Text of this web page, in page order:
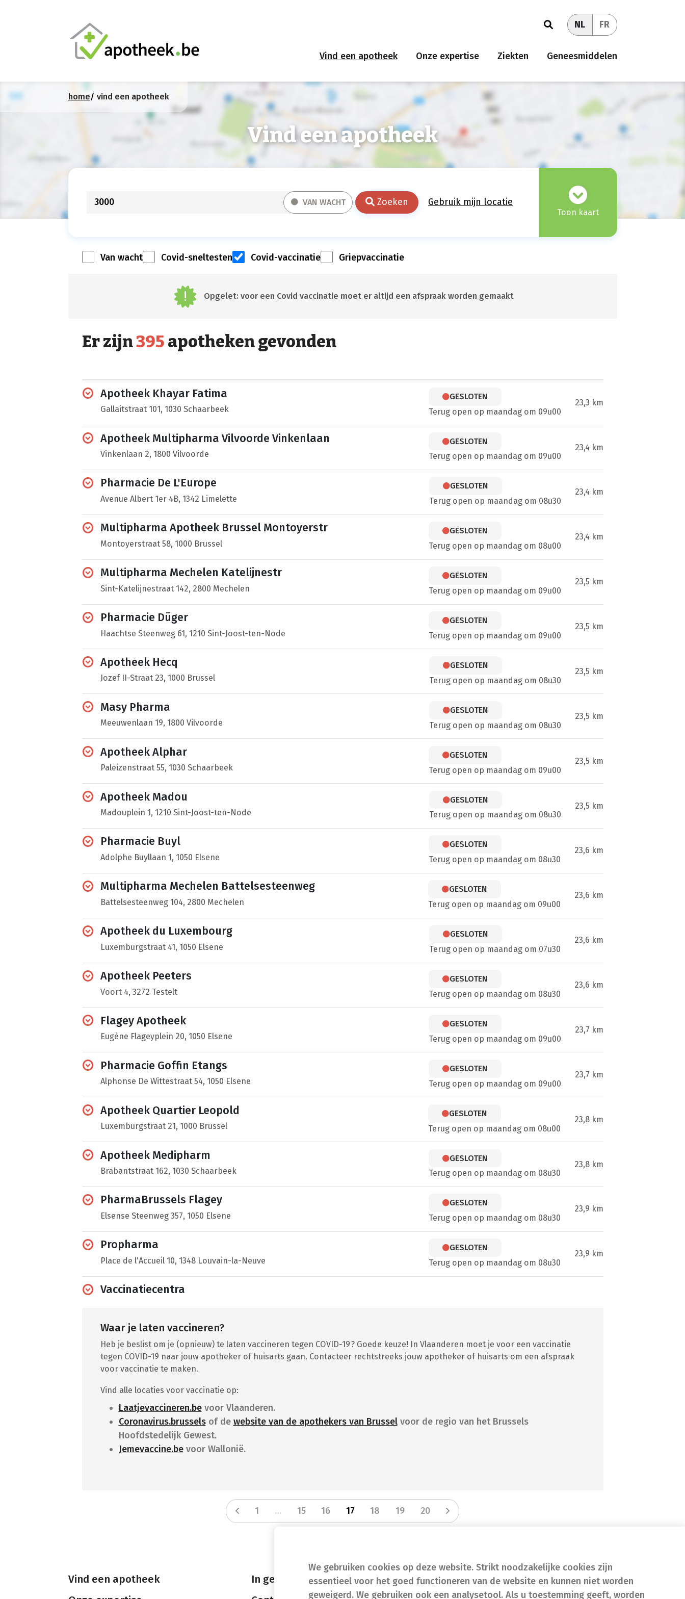
We gebruiken cookies op deze website. Strikt noodzakelijke cookies zijn
essentieel voor het goed functioneren van de website en kunnen niet worden
geweigerd. We gebruiken ook een analysetool. Als u toestemming geeft, worden
NL FR
Vind een apotheek Onze expertise Ziekten Geneesmiddelen
home vind een apotheek
Vind een apotheek
VAN WACHT Zoeken Gebruik mijn locatie
Toon kaart
Van wacht Covid-sneltesten Covid-vaccinatie Griepvaccinatie
Opgelet: voor een Covid vaccinatie moet er altijd een afspraak worden gemaakt
Er zijn395 apotheken gevonden
Apotheek Khayar Fatima
Gallaitstraat 101, 1030 Schaarbeek
GESLOTEN
Terug open op maandag om 09u00
23,3 km
Apotheek Multipharma Vilvoorde Vinkenlaan
Vinkenlaan 2, 1800 Vilvoorde
GESLOTEN
Terug open op maandag om 09u00
23,4 km
Pharmacie De L'Europe
Avenue Albert 1er 4B, 1342 Limelette
GESLOTEN
Terug open op maandag om 08u30
23,4 km
Multipharma Apotheek Brussel Montoyerstr
Montoyerstraat 58, 1000 Brussel
GESLOTEN
Terug open op maandag om 08u00
23,4 km
Multipharma Mechelen Katelijnestr
Sint-Katelijnestraat 142, 2800 Mechelen
GESLOTEN
Terug open op maandag om 09u00
23,5 km
Pharmacie Düger
Haachtse Steenweg 61, 1210 Sint-Joost-ten-Node
GESLOTEN
Terug open op maandag om 09u00
23,5 km
Apotheek Hecq
Jozef II-Straat 23, 1000 Brussel
GESLOTEN
Terug open op maandag om 08u30
23,5 km
Masy Pharma
Meeuwenlaan 19, 1800 Vilvoorde
GESLOTEN
Terug open op maandag om 08u30
23,5 km
Apotheek Alphar
Paleizenstraat 55, 1030 Schaarbeek
GESLOTEN
Terug open op maandag om 09u00
23,5 km
Apotheek Madou
Madouplein 1, 1210 Sint-Joost-ten-Node
GESLOTEN
Terug open op maandag om 08u30
23,5 km
Pharmacie Buyl
Adolphe Buyllaan 1, 1050 Elsene
GESLOTEN
Terug open op maandag om 08u30
23,6 km
Multipharma Mechelen Battelsesteenweg
Battelsesteenweg 104, 2800 Mechelen
GESLOTEN
Terug open op maandag om 09u00
23,6 km
Apotheek du Luxembourg
Luxemburgstraat 41, 1050 Elsene
GESLOTEN
Terug open op maandag om 07u30
23,6 km
Apotheek Peeters
Voort 4, 3272 Testelt
GESLOTEN
Terug open op maandag om 08u30
23,6 km
Flagey Apotheek
Eugène Flageyplein 20, 1050 Elsene
GESLOTEN
Terug open op maandag om 09u00
23,7 km
Pharmacie Goffin Etangs
Alphonse De Wittestraat 54, 1050 Elsene
GESLOTEN
Terug open op maandag om 09u00
23,7 km
Apotheek Quartier Leopold
Luxemburgstraat 21, 1000 Brussel
GESLOTEN
Terug open op maandag om 08u00
23,8 km
Apotheek Medipharm
Brabantstraat 162, 1030 Schaarbeek
GESLOTEN
Terug open op maandag om 08u30
23,8 km
PharmaBrussels Flagey
Elsense Steenweg 357, 1050 Elsene
GESLOTEN
Terug open op maandag om 08u30
23,9 km
Propharma
Place de l'Accueil 10, 1348 Louvain-la-Neuve
GESLOTEN
Terug open op maandag om 08u30
23,9 km
Vaccinatiecentra
Waar je laten vaccineren?
Heb je beslist om je (opnieuw) te laten vaccineren tegen COVID-19 ? Goede keuze! In Vlaanderen moet je voor een vaccinatie
tegen COVID-19 naar jouw apotheker of huisarts gaan. Contacteer rechtstreeks jouw apotheker of huisarts om een afspraak
voor vaccinatie te maken.
Vind alle locaties voor vaccinatie op:
Laatjevaccineren.bevoor Vlaanderen.
Coronavirus.brusselsof de website van de apothekers van Brusselvoor de regio van het Brussels
Hoofdstedelijk Gewest.
Jemevaccine.bevoor Wallonië.
1 … 15 16 17 18 19 20
Vind een apotheek
In geval van nood